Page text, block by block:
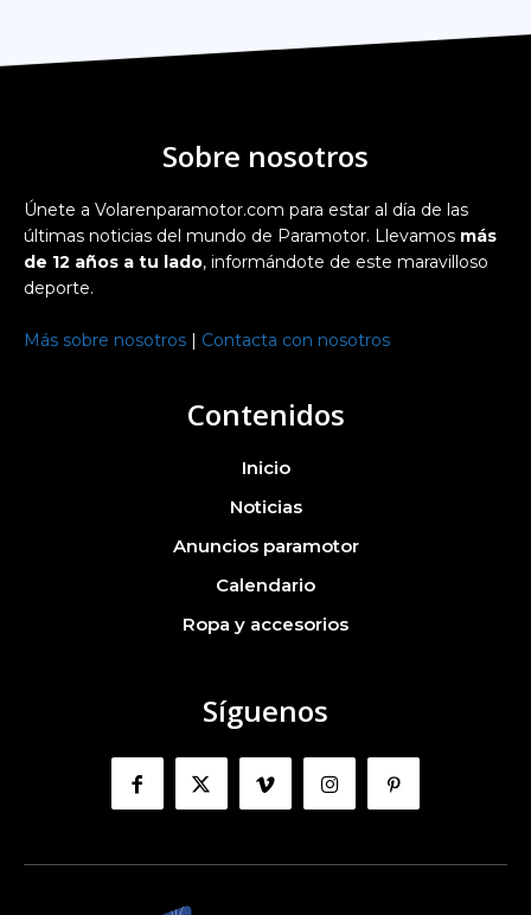
Sobre nosotros
Únete a Volarenparamotor.com para estar al día de las
últimas noticias del mundo de Paramotor. Llevamos más
de 12 años a tu lado, informándote de este maravilloso
deporte.
Más sobre nosotros Contacta con nosotros
Contenidos
Inicio
Noticias
Anuncios paramotor
Calendario
Ropa y accesorios
Síguenos